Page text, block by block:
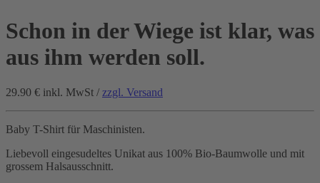
Schon in der Wiege ist klar, was
aus ihm werden soll.
29.90 € inkl. MwSt / zzgl. Versand
Baby T-Shirt für Maschinisten.
Liebevoll eingesudeltes Unikat aus 100% Bio-Baumwolle und mit
grossem Halsausschnitt.